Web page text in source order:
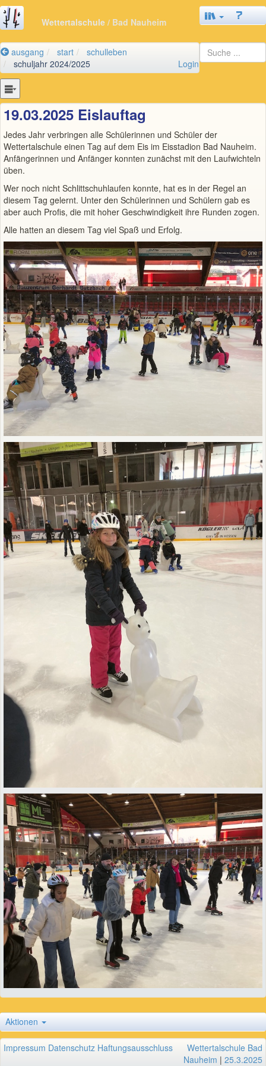
Wettertalschule / Bad Nauheim
ausgang start
schulleben
schuljahr 2024/2025
Login
19.03.2025 Eislauftag
Jedes Jahr verbringen alle Schülerinnen und Schüler der
Wettertalschule einen Tag auf dem Eis im Eisstadion Bad Nauheim.
Anfängerinnen und Anfänger konnten zunächst mit den Laufwichteln
üben.
Wer noch nicht Schlittschuhlaufen konnte, hat es in der Regel an
diesem Tag gelernt. Unter den Schülerinnen und Schülern gab es
aber auch Profis, die mit hoher Geschwindigkeit ihre Runden zogen.
Alle hatten an diesem Tag viel Spaß und Erfolg.
Aktionen
Impressum Datenschutz Haftungsausschluss
Wettertalschule Bad
Nauheim | 25.3.2025